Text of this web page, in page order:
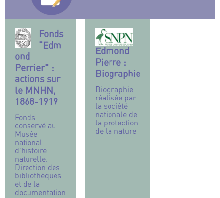
Fonds
"Edm
ond
Perrier" :
actions sur
le MNHN,
1868-1919
Fonds
conservé au
Musée
national
d’histoire
naturelle.
Direction des
bibliothèques
et de la
documentation
Edmond
Pierre :
Biographie
Biographie
réalisée par
la société
nationale de
la protection
de la nature